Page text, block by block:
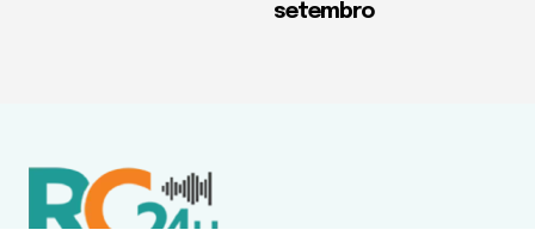
setembro